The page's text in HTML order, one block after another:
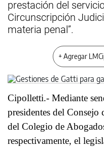
prestación del
Circunscripción
materia penal”.
+ Agregar
Cipolletti.- Mediante
presidentes del
del Colegio de
respectivamente, el